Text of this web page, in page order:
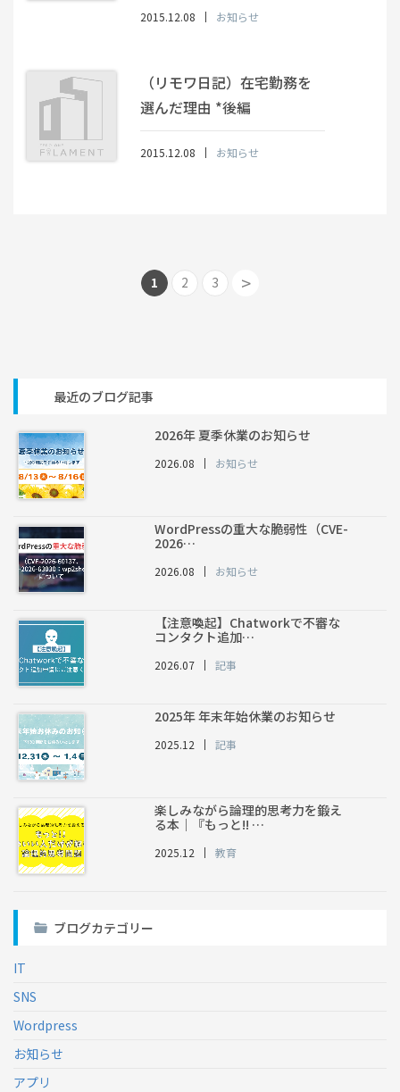
2015.12.08 お知らせ
（リモワ日記）在宅勤務を
選んだ理由 *後編
2015.12.08 お知らせ
1 2 3 >
最近のブログ記事
2026年 夏季休業のお知らせ
2026.08 お知らせ
WordPressの重大な脆弱性（CVE-
2026…
2026.08 お知らせ
【注意喚起】Chatworkで不審な
コンタクト追加…
2026.07 記事
2025年 年末年始休業のお知らせ
2025.12 記事
楽しみながら論理的思考力を鍛え
る本｜『もっと!! …
2025.12 教育
ブログカテゴリー
IT
SNS
Wordpress
お知らせ
アプリ